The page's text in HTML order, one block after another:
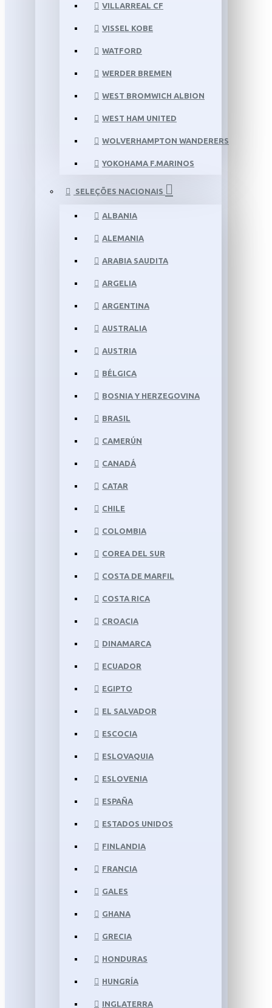
VILLARREAL CF
VISSEL KOBE
WATFORD
WERDER BREMEN
WEST BROMWICH ALBION
WEST HAM UNITED
WOLVERHAMPTON WANDERERS
YOKOHAMA F.MARINOS
SELEÇÕES NACIONAIS
ALBANIA
ALEMANIA
ARABIA SAUDITA
ARGELIA
ARGENTINA
AUSTRALIA
AUSTRIA
BÉLGICA
BOSNIA Y HERZEGOVINA
BRASIL
CAMERÚN
CANADÁ
CATAR
CHILE
COLOMBIA
COREA DEL SUR
COSTA DE MARFIL
COSTA RICA
CROACIA
DINAMARCA
ECUADOR
EGIPTO
EL SALVADOR
ESCOCIA
ESLOVAQUIA
ESLOVENIA
ESPAÑA
ESTADOS UNIDOS
FINLANDIA
FRANCIA
GALES
GHANA
GRECIA
HONDURAS
HUNGRÍA
INGLATERRA